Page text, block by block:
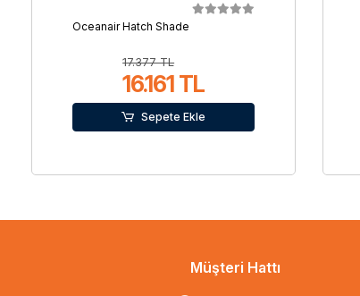
Oceanair Hatch Shade
17.377 TL
16.161 TL
Sepete Ekle
Müşteri Hattı